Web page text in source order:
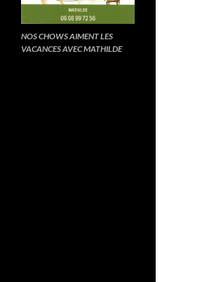
NOS CHOWS AIMENT LES
VACANCES AVEC MATHILDE